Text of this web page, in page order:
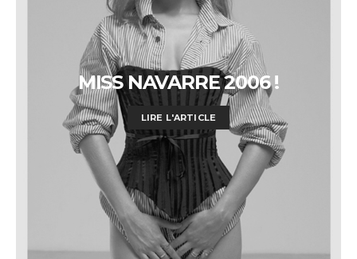
MISS NAVARRE 2006 !
LIRE L'ARTICLE